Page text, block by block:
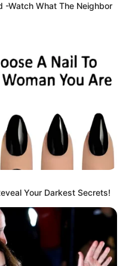
-Watch What The Neighbor
Your Darkest Secrets!